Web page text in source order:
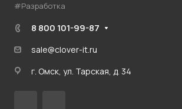
#Разработка
8 800 101-99-87
sale@clover-it.ru
г. Омск, ул. Тарская, д. 34